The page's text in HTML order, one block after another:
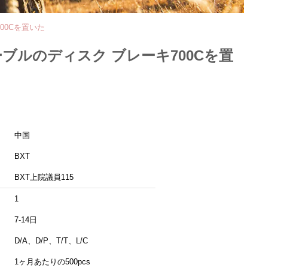
を置いた
ルのディスク ブレーキ700Cを置
中国
BXT
BXT上院議員115
1
7-14日
D/A、D/P、T/T、L/C
1ヶ月あたりの500pcs